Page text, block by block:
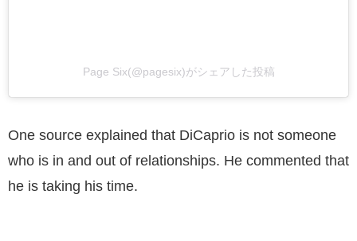
Page Six(@pagesix)がシェアした投稿
One source explained that DiCaprio is not someone
who is in and out of relationships. He commented that
he is taking his time.